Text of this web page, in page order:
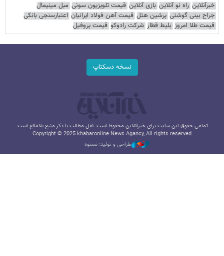
خبرآنلاین راه نو آنلاین بازی آنلاین قیمت تلویزیون سونی مبل مینیمال
جراح بینی گوشتی پرشین هتل قیمت آهن فولاد ایرانیان اعتبارسنجی بانکی
قیمت طلا امروز بلیط قطار شرکت رادوکو قیمت پروفیل
نسخه دسکتاپ
تمامی حقوق این سایت برای خبرآنلاین محفوظ است. نقل مطالب با ذکر منبع بلامانع است.
Copyright © 2025 khabaronline News Agancy, All rights reserved
طراحی و تولید: نستوه